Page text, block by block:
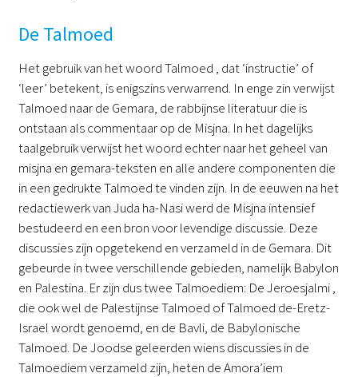
De Talmoed
Het gebruik van het woord Talmoed , dat ‘instructie’ of
‘leer’ betekent, is enigszins verwarrend. In enge zin verwijst
Talmoed naar de Gemara, de rabbijnse literatuur die is
ontstaan als commentaar op de Misjna. In het dagelijks
taalgebruik verwijst het woord echter naar het geheel van
misjna en gemara-teksten en alle andere componenten die
in een gedrukte Talmoed te vinden zijn. In de eeuwen na het
redactiewerk van Juda ha-Nasi werd de Misjna intensief
bestudeerd en een bron voor levendige discussie. Deze
discussies zijn opgetekend en verzameld in de Gemara. Dit
gebeurde in twee verschillende gebieden, namelijk Babylon
en Palestina. Er zijn dus twee Talmoediem: De Jeroesjalmi ,
die ook wel de Palestijnse Talmoed of Talmoed de-Eretz-
Israel wordt genoemd, en de Bavli, de Babylonische
Talmoed. De Joodse geleerden wiens discussies in de
Talmoediem verzameld zijn, heten de Amora’iem